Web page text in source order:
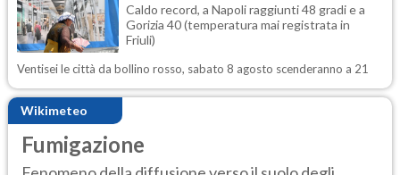
Caldo record, a Napoli raggiunti 48 gradi e a
Gorizia 40 (temperatura mai registrata in
Friuli)
Ventisei le città da bollino rosso, sabato 8 agosto scenderanno a 21
Wikimeteo
Fumigazione